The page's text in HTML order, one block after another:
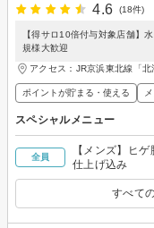
4.6
(18件)
【得サロ10倍付与対象店舗】
規様大歓迎
アクセス：JR京浜東北線「
ポイントが貯まる・使える
スペシャルメニュー
全員
【メンズ】ヒ
仕上げ込み
すべて